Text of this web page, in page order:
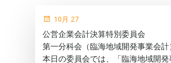
10月 27
公営企業会計決算特別委員会
第一分科会（臨海地域開発事業会
本日の委員会では、「臨海地域開